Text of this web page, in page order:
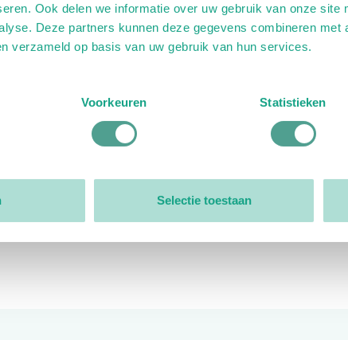
Ook delen we informatie over uw gebruik van onze site
Deze partners kunnen deze gegevens combineren met
verzameld op basis van uw gebruik van hun services.
Voorkeuren Statistieken
Selectie toestaan
Organisatie